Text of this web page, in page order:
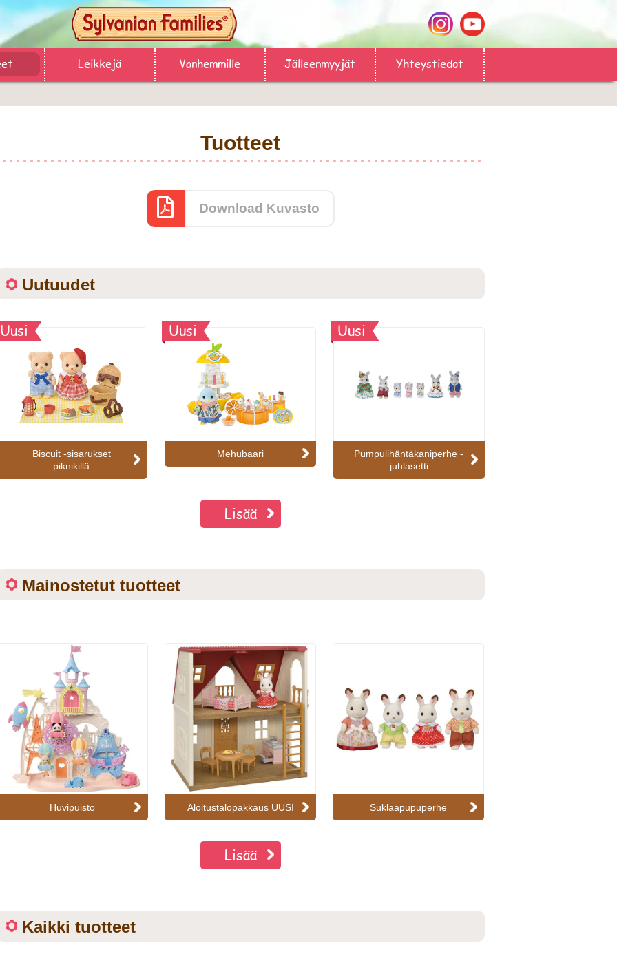
Leikkejä Vanhemmille Jälleenmyyjät Yhteystiedot
Tuotteet
Download Kuvasto
Uutuudet
Uusi
Biscuit -sisarukset
piknikillä
Uusi
Mehubaari
Uusi
Pumpulihäntäkaniperhe -
juhlasetti
Lisää
Mainostetut tuotteet
Huvipuisto Aloitustalopakkaus UUSI Suklaapupuperhe
Lisää
Kaikki tuotteet